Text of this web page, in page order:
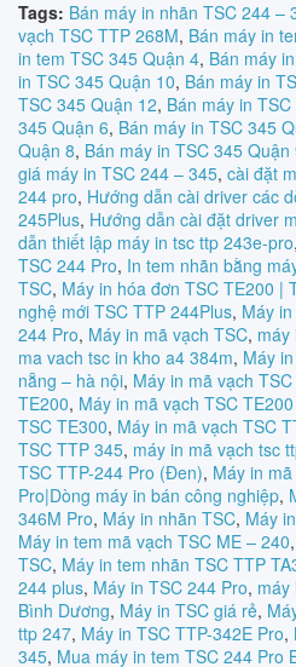
Tags: Bán máy in nhãn TSC 244 –
vạch TSC TTP 268M, Bán máy in
in tem TSC 345 Quận 4, Bán máy
in TSC 345 Quận 10, Bán máy in
TSC 345 Quận 12, Bán máy in
345 Quận 6, Bán máy in TSC 345
Quận 8, Bán máy in TSC 345 Quận
giá máy in TSC 244 – 345, cài đặt
244 pro, Hướng dẫn cài driver các
245Plus, Hướng dẫn cài đặt driver
dẫn thiết lập máy in tsc ttp 243e-pro,
TSC 244 Pro, In tem nhãn bằng
TSC, Máy in hóa đơn TSC TE200 |
nghệ mới TSC TTP 244Plus, Máy
244 Pro, Máy in mã vạch TSC, máy
ma vach tsc in kho a4 384m, Máy
nẵng – hà nội, Máy in mã vạch
TE200, Máy in mã vạch TSC
TSC TE300, Máy in mã vạch TSC
TSC TTP 345, máy in mã vạch tsc
TSC TTP-244 Pro (Đen), Máy in
Pro|Dòng máy in bán công nghiệp,
346M Pro, Máy in nhãn TSC, Máy
Máy in tem mã vạch TSC ME – 240,
TSC, Máy in tem nhãn TSC TTP
244 plus, Máy in TSC 244 Pro, máy
Bình Dương, Máy in TSC giá rẻ,
ttp 247, Máy in TSC TTP-342E Pro,
345, Mua máy in tem TSC 244 Pro